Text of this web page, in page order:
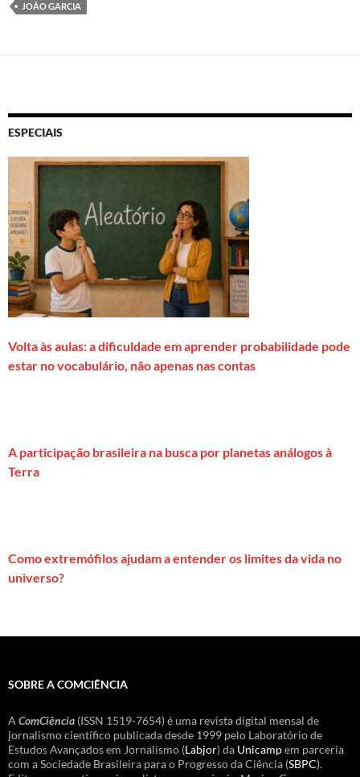
JOÃO GARCIA
ESPECIAIS
Volta às aulas: a dificuldade em aprender probabilidade pode
estar no vocabulário, não apenas nas contas
A participação brasileira na busca por planetas análogos à
Terra
Como extremófilos ajudam a entender os limites da vida no
universo?
SOBRE A COMCIÊNCIA
A ComCiência (ISSN 1519-7654) é uma revista digital mensal de
jornalismo científico publicada desde 1999 pelo Laboratório de
Estudos Avançados em Jornalismo (Labjor) da Unicampem parceria
com a Sociedade Brasileira para o Progresso da Ciência (SBPC).